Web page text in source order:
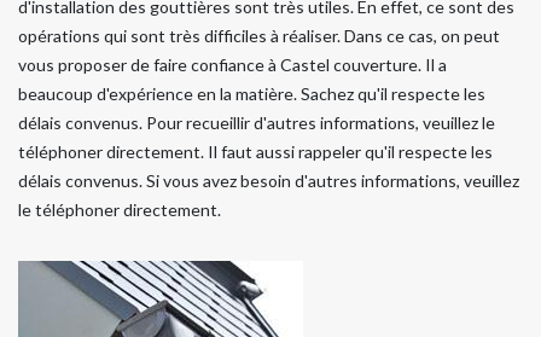
d'installation des gouttières sont très utiles. En effet, ce sont des
opérations qui sont très difficiles à réaliser. Dans ce cas, on peut
vous proposer de faire confiance à Castel couverture. Il a
beaucoup d'expérience en la matière. Sachez qu'il respecte les
délais convenus. Pour recueillir d'autres informations, veuillez le
téléphoner directement. Il faut aussi rappeler qu'il respecte les
délais convenus. Si vous avez besoin d'autres informations, veuillez
le téléphoner directement.